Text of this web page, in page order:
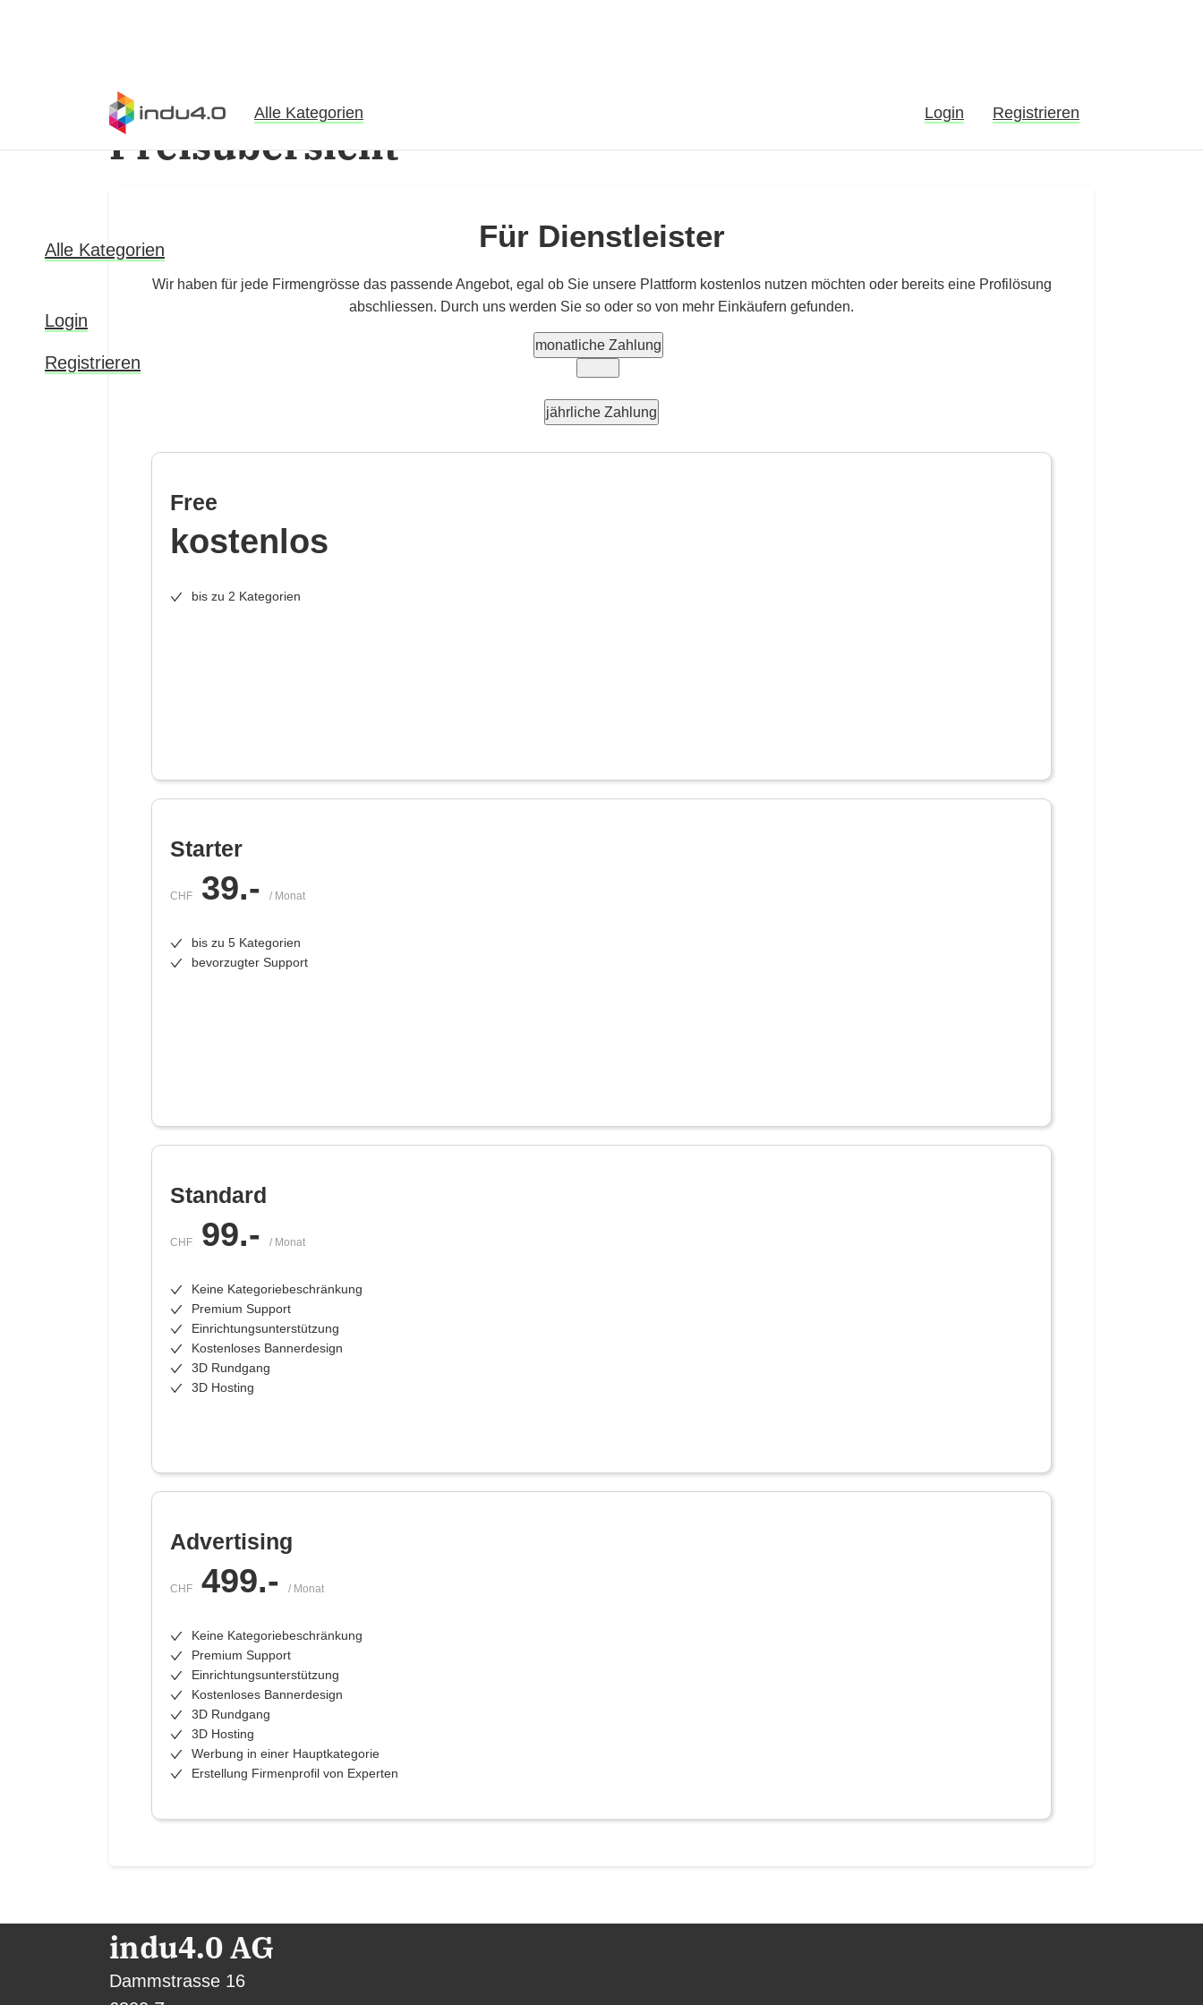
Alle Kategorien Login Registrieren
Alle Kategorien
Login
Registrieren
Preisübersicht
Für Dienstleister
Wir haben für jede Firmengrösse das passende Angebot, egal ob Sie unsere Plattform kostenlos nutzen möchten oder bereits eine Profilösung
abschliessen. Durch uns werden Sie so oder so von mehr Einkäufern gefunden.
monatliche Zahlung
jährliche Zahlung
Free
kostenlos
bis zu 2 Kategorien
Starter
CHF 39.- / Monat
bis zu 5 Kategorien
bevorzugter Support
Standard
CHF 99.- / Monat
Keine Kategoriebeschränkung
Premium Support
Einrichtungsunterstützung
Kostenloses Bannerdesign
3D Rundgang
3D Hosting
Advertising
CHF 499.- / Monat
Keine Kategoriebeschränkung
Premium Support
Einrichtungsunterstützung
Kostenloses Bannerdesign
3D Rundgang
3D Hosting
Werbung in einer Hauptkategorie
Erstellung Firmenprofil von Experten
indu4.0 AG
Dammstrasse 16